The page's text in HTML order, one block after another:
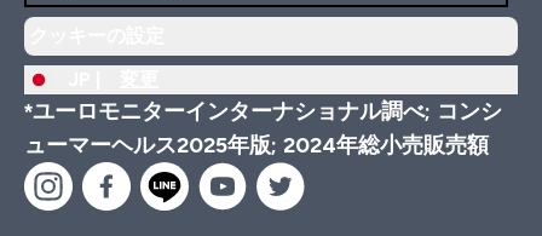
*ユーロモニターインターナショナル調べ; コンシ
ューマーヘルス2025年版; 2024年総小売販売額